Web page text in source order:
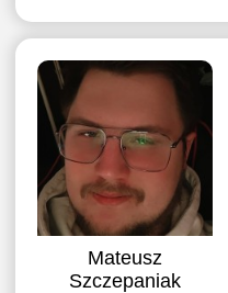
Mateusz
Szczepaniak